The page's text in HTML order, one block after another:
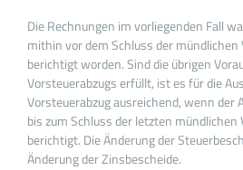
Die Rechnungen im vorliegenden Fall
mithin vor dem Schluss der mündlichen
berichtigt worden. Sind die übrigen
Vorsteuerabzugs erfüllt, ist es für die
Vorsteuerabzug ausreichend, wenn der
bis zum Schluss der letzten mündlichen
berichtigt. Die Änderung der
Änderung der Zinsbescheide.